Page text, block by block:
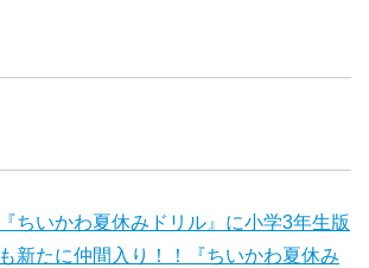
『ちいかわ夏休みドリル』に小学3年生版
も新たに仲間入り！！『ちいかわ夏休み